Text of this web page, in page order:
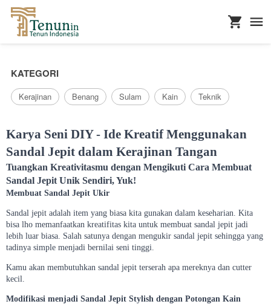
KATEGORI
Kerajinan Benang Sulam Kain Teknik
Karya Seni DIY - Ide Kreatif Menggunakan
Sandal Jepit dalam Kerajinan Tangan
Tuangkan Kreativitasmu dengan Mengikuti Cara Membuat
Sandal Jepit Unik Sendiri, Yuk!
Membuat Sandal Jepit Ukir
Sandal jepit adalah item yang biasa kita gunakan dalam keseharian. Kita
bisa lho memanfaatkan kreatifitas kita untuk membuat sandal jepit jadi
lebih luar biasa. Salah satunya dengan mengukir sandal jepit sehingga yang
tadinya simple menjadi bernilai seni tinggi.
Kamu akan membutuhkan sandal jepit terserah apa mereknya dan cutter
kecil.
Modifikasi menjadi Sandal Jepit Stylish dengan Potongan Kain